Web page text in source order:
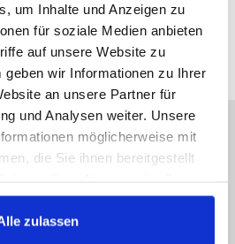
um Inhalte und Anzeigen zu
für soziale Medien anbieten
auf unsere Website zu
geben wir Informationen zu Ihrer
an unsere Partner für
und Analysen weiter. Unsere
möglicherweise mit
die Sie ihnen bereitgestellt
zulassen
no estamos
pero